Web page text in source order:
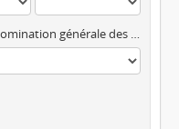
Dénomination générale des documents